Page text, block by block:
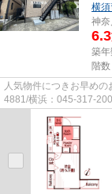
横須
神
6.3
築年
階
人気物件につきお早め
4881/横浜：045-317-